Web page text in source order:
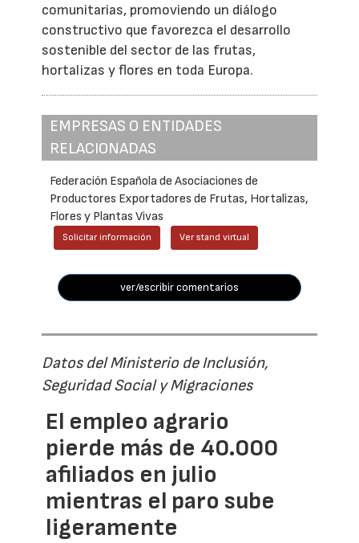
comunitarias, promoviendo un diálogo
constructivo que favorezca el desarrollo
sostenible del sector de las frutas,
hortalizas y flores en toda Europa.
EMPRESAS O ENTIDADES
RELACIONADAS
Federación Española de Asociaciones de
Productores Exportadores de Frutas, Hortalizas,
Flores y Plantas Vivas
Solicitar información Ver stand virtual
ver/escribir comentarios
Datos del Ministerio de Inclusión,
Seguridad Social y Migraciones
El empleo agrario
pierde más de 40.000
afiliados en julio
mientras el paro sube
ligeramente